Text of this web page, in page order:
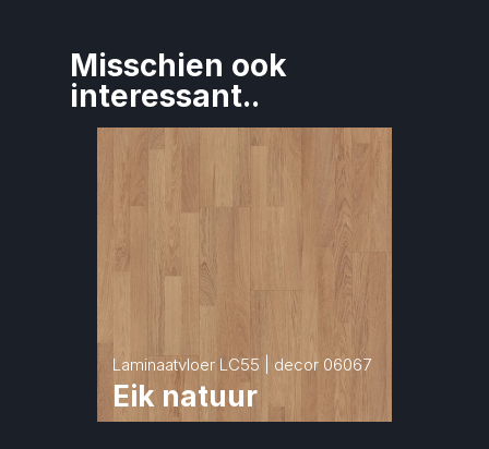
Misschien ook
interessant..
Laminaatvloer LC55 | decor 06067
Eik natuur